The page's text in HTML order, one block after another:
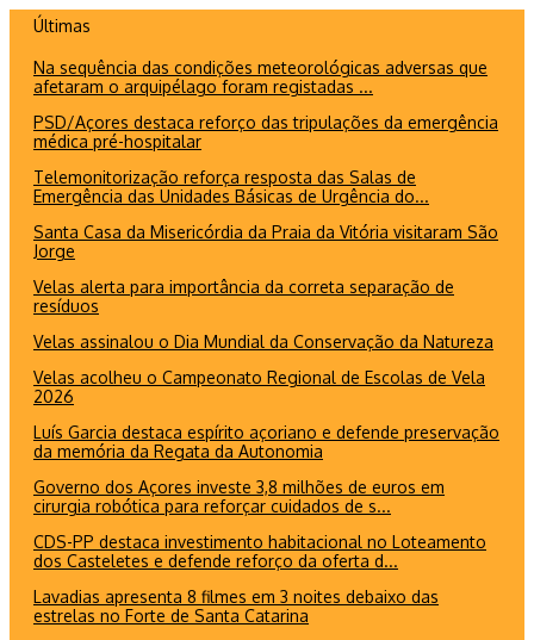
conteúdo
Últimas
Na sequência das condições meteorológicas adversas que
afetaram o arquipélago foram registadas ...
PSD/Açores destaca reforço das tripulações da emergência
médica pré-hospitalar
Telemonitorização reforça resposta das Salas de
Emergência das Unidades Básicas de Urgência do...
Santa Casa da Misericórdia da Praia da Vitória visitaram São
Jorge
Velas alerta para importância da correta separação de
resíduos
Velas assinalou o Dia Mundial da Conservação da Natureza
Velas acolheu o Campeonato Regional de Escolas de Vela
2026
Luís Garcia destaca espírito açoriano e defende preservação
da memória da Regata da Autonomia
Governo dos Açores investe 3,8 milhões de euros em
cirurgia robótica para reforçar cuidados de s...
CDS-PP destaca investimento habitacional no Loteamento
dos Casteletes e defende reforço da oferta d...
Lavadias apresenta 8 filmes em 3 noites debaixo das
estrelas no Forte de Santa Catarina